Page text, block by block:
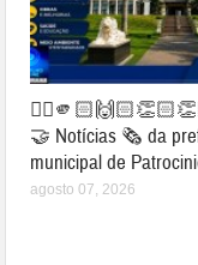
🤝 Notícias 🗞️ da
municipal de
agosto 07, 2026